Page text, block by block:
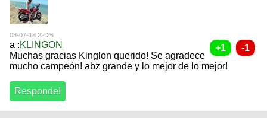
03-07-18 22:26
a :KLINGON
Muchas gracias Kinglon querido! Se agradece
mucho campeón! abz grande y lo mejor de lo mejor!